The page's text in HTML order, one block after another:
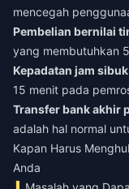
mencegah
Pembelian bernilai
yang membutuhkan
Kepadatan jam
15 menit pada
Transfer bank akhir
adalah hal normal
Kapan Harus
Anda